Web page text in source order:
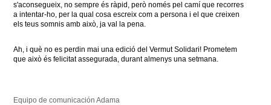
s'aconsegueix, no sempre és ràpid, però només pel camí que recorres
a intentar-ho, per la qual cosa escreix com a persona i el que creixen
els teus somnis amb això, ja val la pena.
Ah, i què no es perdin mai una edició del Vermut Solidari! Prometem
que això és felicitat assegurada, durant almenys una setmana.
Equipo de comunicación Adama